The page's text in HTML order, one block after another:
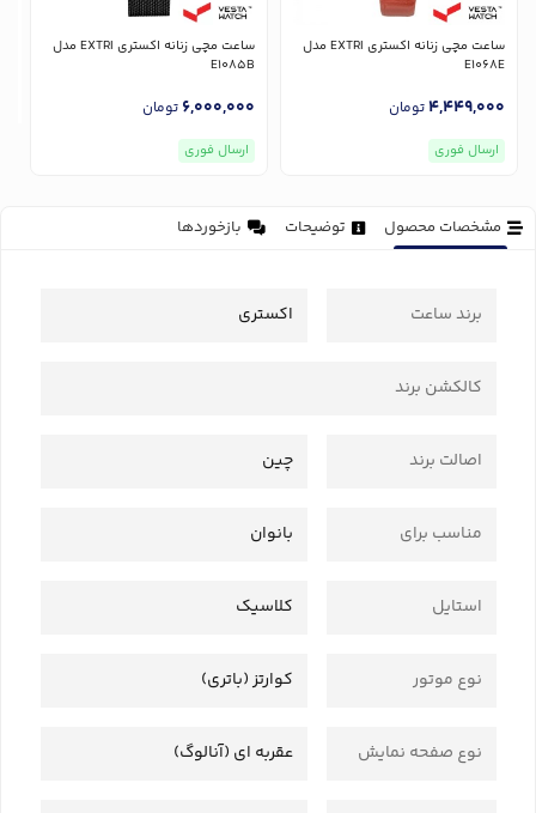
ساعت مچی زنانه اکستری EXTRI مدل
E1068E
4,449,000تومان
ارسال فوری
ساعت مچی زنانه اکستری EXTRI مدل
E1085B
6,000,000 تومان
ارسال فوری
مشخصات محصول توضیحات بازخوردها
برند ساعت اکستری
کالکشن برند
اصالت برند چین
مناسب برای بانوان
استایل کلاسیک
نوع موتور کوارتز (باتری)
نوع صفحه نمایش عقربه ای (آنالوگ)